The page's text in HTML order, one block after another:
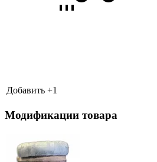
Добавить +1
Модификации товара